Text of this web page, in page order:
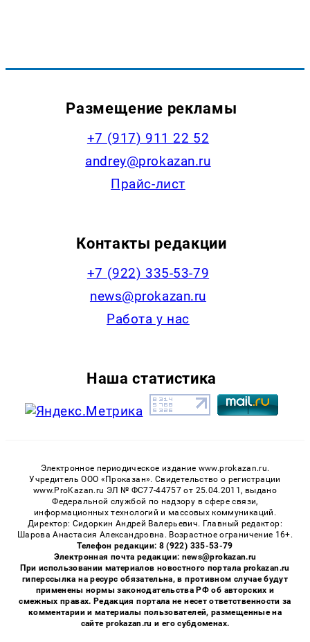
Размещение рекламы
+7 (917) 911 22 52
andrey@prokazan.ru
Прайс-лист
Контакты редакции
+7 (922) 335-53-79
news@prokazan.ru
Работа у нас
Наша статистика
Электронное периодическое издание www.prokazan.ru.
Учредитель ООО «Проказан». Cвидетельство о регистрации
www.ProKazan.ru ЭЛ № ФС77-44757 от 25.04.2011, выдано
Федеральной службой по надзору в сфере связи,
информационных технологий и массовых коммуникаций.
Директор: Сидоркин Андрей Валерьевич. Главный редактор:
Шарова Анастасия Александровна. Возрастное ограничение 16+.
Телефон редакции: 8 (922) 335-53-79
Электронная почта редакции: news@prokazan.ru
При использовании материалов новостного портала prokazan.ru
гиперссылка на ресурс обязательна, в противном случае будут
применены нормы законодательства РФ об авторских и
смежных правах. Редакция портала не несет ответственности за
комментарии и материалы пользователей, размещенные на
сайте prokazan.ru и его субдоменах.